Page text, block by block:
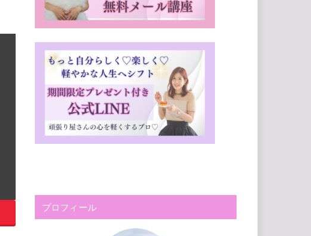
プロフィール